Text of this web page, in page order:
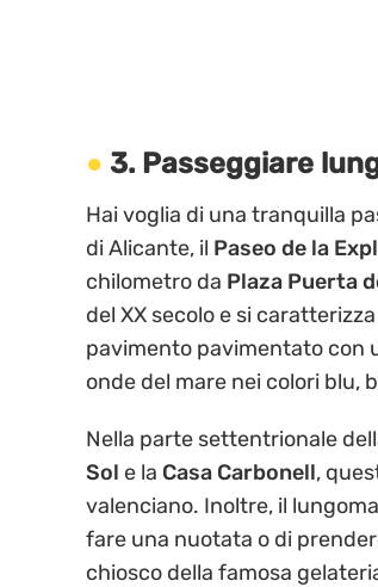
3. Passeggiare
Hai voglia di una tranquilla
di Alicante, il Paseo de la
chilometro da Plaza Puerta
del XX secolo e si
pavimento pavimentato con
onde del mare nei colori blu,
Nella parte settentrionale
Sol e la Casa Carbonell,
valenciano. Inoltre, il
fare una nuotata o di
chiosco della famosa